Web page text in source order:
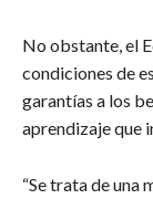
No obstante, el
condiciones de
garantías a los
aprendizaje que
“Se trata de una